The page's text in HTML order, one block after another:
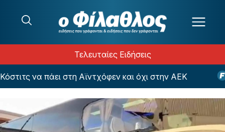
Τελευταίες Ειδήσεις
να πάει στη Αϊντχόφεν και όχι στην ΑΕΚ